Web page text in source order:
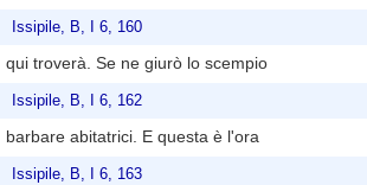
Issipile, B, I 6, 160
qui troverà. Se ne giurò lo scempio
Issipile, B, I 6, 162
barbare abitatrici. E questa è l'ora
Issipile, B, I 6, 163